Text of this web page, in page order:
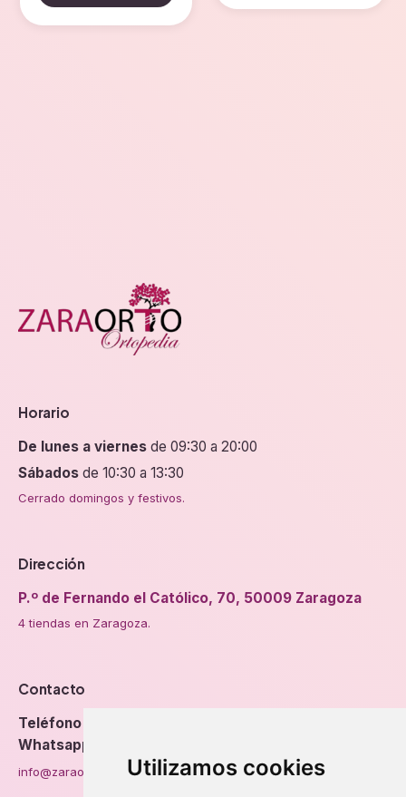
Utilizamos cookies
Horario
De lunes a viernes de 09:30 a 20:00
Sábados de 10:30 a 13:30
Cerrado domingos y festivos.
Dirección
P.º de Fernando el Católico, 70, 50009 Zaragoza
4 tiendas en Zaragoza.
Contacto
Teléfono
Whatsapp
info@zaraorto.com